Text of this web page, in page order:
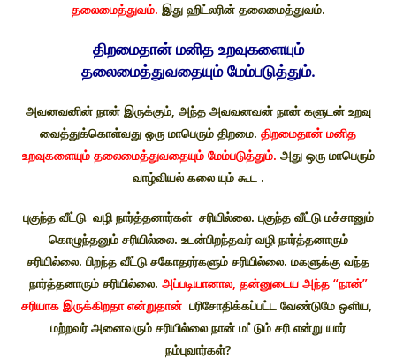
தலைமைத்துவம். இது ஹிட்லரின் தலைமைத்துவம்.
திறமைதான் மனித உறவுகளையும்
தலைமைத்துவதையும் மேம்படுத்தும்.
அவனவனின் நான் இருக்கும், அந்த அவவனவன் நான் களுடன் உறவு
வைத்துக்கொள்வது ஒரு மாபெரும் திறமை. திறமைதான் மனித
உறவுகளையும் தலைமைத்துவதையும் மேம்படுத்தும். அது ஒரு மாபெரும்
வாழ்வியல் கலை யும் கூட .
புகுந்த வீட்டு வழி நார்த்தனார்கள் சரியில்லை. புகுந்த வீட்டு மச்சானும்
கொழுந்தனும் சரியில்லை. உடன்பிறந்தவர் வழி நார்த்தனாரும்
சரியில்லை. பிறந்த வீட்டு சகோதரர்களும் சரியில்லை. மகளுக்கு வந்த
நார்த்தனாரும் சரியில்லை. அப்படியானால, தன்னுடைய அந்த “நான்”
சரியாக இருக்கிறதா என்றுதான் பரிசோதிக்கப்பட்ட வேண்டுமே ஒளிய,
மற்றவர் அனைவரும் சரியில்லை நான் மட்டும் சரி என்று யார்
நம்புவார்கள்?